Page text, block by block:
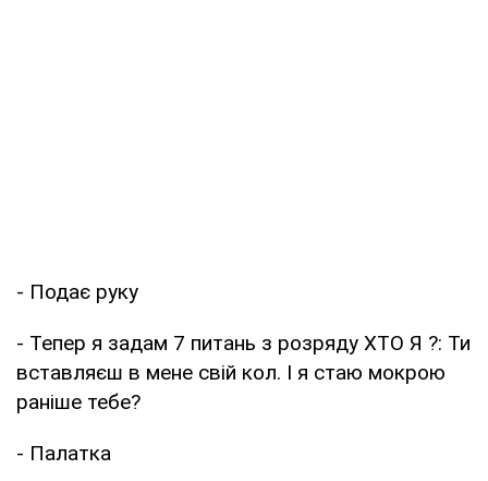
- Подає руку
- Тепер я задам 7 питань з розряду ХТО Я ?: Ти
вставляєш в мене свій кол. І я стаю мокрою
раніше тебе?
- Палатка